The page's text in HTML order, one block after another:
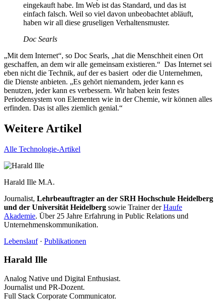
eingekauft habe. Im Web ist das Standard, und das ist
einfach falsch. Weil so viel davon unbeobachtet abläuft,
haben wir all diese gruseligen Verhaltensmuster.
Doc Searls
„Mit dem Internet“, so Doc Searls, „hat die Menschheit einen Ort
geschaffen, an dem wir alle gemeinsam existieren.“ Das Internet sei
eben nicht die Technik, auf der es basiert oder die Unternehmen,
die Dienste anbieten. „Es gehört niemandem, jeder kann es
benutzen, jeder kann es verbessern. Wir haben kein festes
Periodensystem von Elementen wie in der Chemie, wir können alles
erfinden. Das ist alles ziemlich genial.“
Weitere Artikel
Alle Technologie-Artikel
Harald Ille M.A.
Journalist, Lehrbeauftragter an der SRH Hochschule Heidelberg
und der Universität Heidelberg sowie Trainer derHaufe
Akademie. Über 25 Jahre Erfahrung in Public Relations und
Unternehmenskommunikation.
Lebenslauf· Publikationen
Harald Ille
Analog Native und Digital Enthusiast.
Journalist und PR-Dozent.
Full Stack Corporate Communicator.